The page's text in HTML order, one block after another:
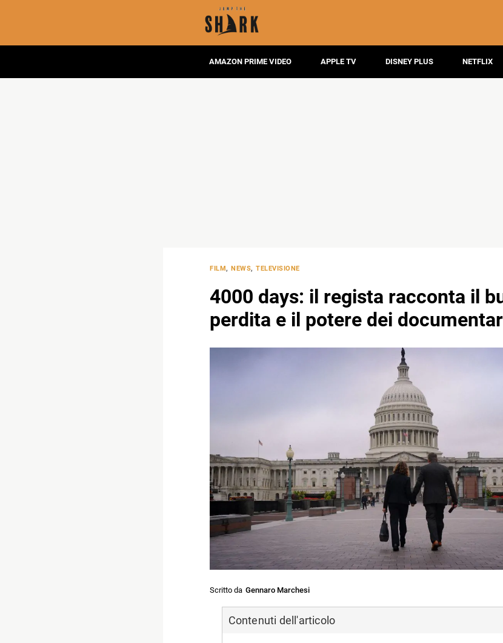
AMAZON PRIME VIDEO APPLE TV DISNEY PLUS NETFLIX
FILM, NEWS, TELEVISIONE
4000 days: il regista racconta il
perdita e il potere dei
Scritto da Gennaro Marchesi
Contenuti dell'articolo